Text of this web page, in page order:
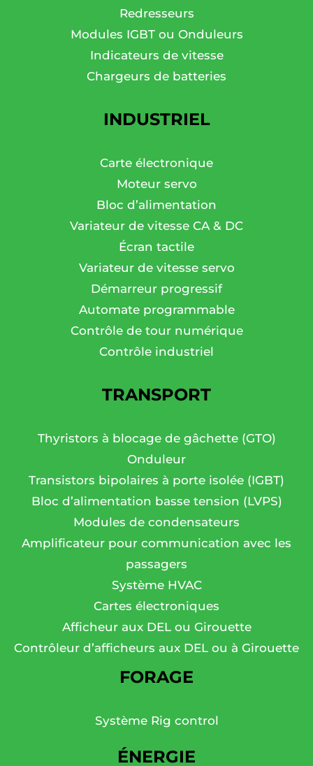
Redresseurs
Modules IGBT ou Onduleurs
Indicateurs de vitesse
Chargeurs de batteries
INDUSTRIEL
Carte électronique
Moteur servo
Bloc d’alimentation
Variateur de vitesse CA & DC
Écran tactile
Variateur de vitesse servo
Démarreur progressif
Automate programmable
Contrôle de tour numérique
Contrôle industriel
TRANSPORT
Thyristors à blocage de gâchette (GTO)
Onduleur
Transistors bipolaires à porte isolée (IGBT)
Bloc d’alimentation basse tension (LVPS)
Modules de condensateurs
Amplificateur pour communication avec les
passagers
Système HVAC
Cartes électroniques
Afficheur aux DEL ou Girouette
Contrôleur d’afficheurs aux DEL ou à Girouette
FORAGE
Système Rig control
ÉNERGIE